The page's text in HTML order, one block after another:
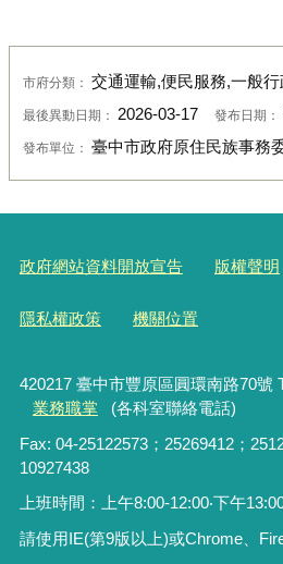
市府分類： 交通運輸,便民服務,一般
最後異動日期： 2026-03-17 發布日期：
發布單位： 臺中市政府原住民族事務
政府網站資料開放宣告 版權聲明
隱私權政策 機關位置
420217 臺中市豐原區圓環南路70號
業務職掌
(各科室聯絡電話)
Fax: 04-25122573；25269412；
10927438
上班時間：上午8:00-12:00‧下午
請使用IE(第9版以上)或Chrome、